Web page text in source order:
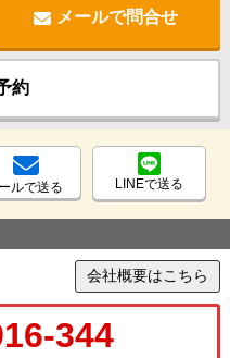
メールで問合せ
約
ルで送る LINEで送る
会社概要はこちら
344